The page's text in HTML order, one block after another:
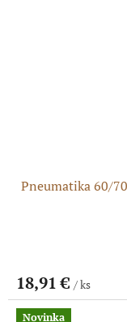
Pneumatika 60/
je
5,0
18,91 € / ks
Novinka